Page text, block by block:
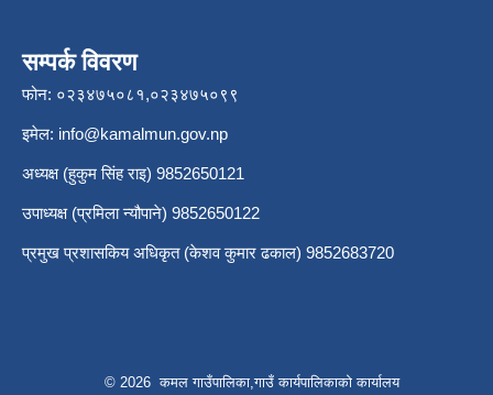
सम्पर्क विवरण
फोन: ०२३४७५०८१,०२३४७५०९९
इमेल: info@kamalmun.gov.np
अध्यक्ष (हुकुम सिंह राइ) 9852650121
उपाध्यक्ष (प्रमिला न्यौपाने) 9852650122
प्रमुख प्रशासकिय अधिकृत (केशव कुमार ढकाल) 9852683720
© 2026 कमल गाउँपालिका,गाउँ कार्यपालिकाको कार्यालय